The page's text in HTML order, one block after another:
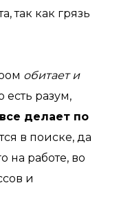
так как грязь
обитает и
есть разум,
все делает по
в поиске, да
на работе, во
и